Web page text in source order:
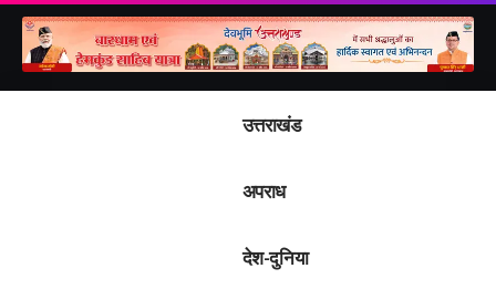
उत्तराखंड
अपराध
देश-दुनिया